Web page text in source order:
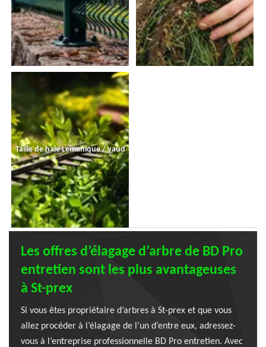
Taille de haie Lemanique / vaud
Les offres d’élagage d’arbre de BD Pro
entretien sont les plus avantageuses
à St-prex
Si vous êtes propriétaire d’arbres à St-prex et que vous
allez procéder à l’élagage de l’un d’entre eux, adressez-
vous à l’entreprise professionnelle BD Pro entretien. Avec